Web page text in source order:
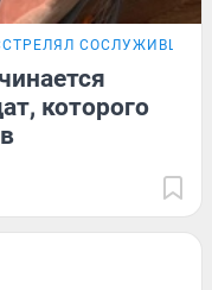
СОСЛУЖИВЦЕВ
которого